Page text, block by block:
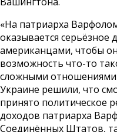
«На патриарха
оказывается серьёзное
американцами, чтобы
возможность что-то
сложными
Украине решили, что
принято политическое
доходов патриарха
Соединённых Штатов,